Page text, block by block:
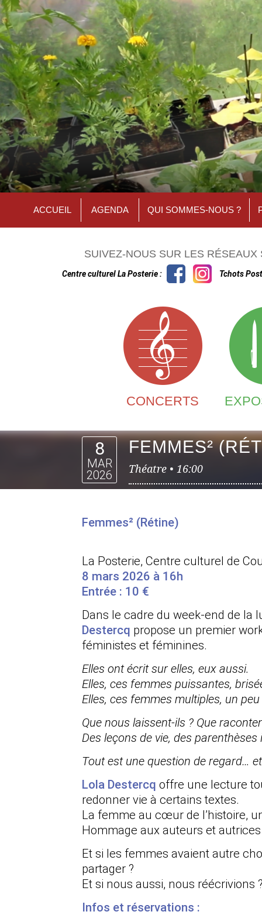
ACCUEIL AGENDA QUI SOMMES-NOUS ?
SUIVEZ-NOUS SUR LES RÉSEAUX
Centre culturel La Posterie : Tchots
CONCERTS
8
MAR
2026
FEMMES²
Théatre • 16:00
Femmes² (Rétine)
La Posterie, Centre culturel de
8 mars 2026 à 16h
Entrée : 10 €
Dans le cadre du week-end de la
Destercq propose un premier
féministes et féminines.
Elles ont écrit sur elles, eux aussi.
Elles, ces femmes puissantes,
Elles, ces femmes multiples, un
Que nous laissent-ils ? Que
Des leçons de vie, des parenthèses
Tout est une question de regard…
Lola Destercq offre une lecture
redonner vie à certains textes.
La femme au cœur de l’histoire,
Hommage aux auteurs et
Et si les femmes avaient autre
partager ?
Et si nous aussi, nous réécrivions
Infos et réservations :